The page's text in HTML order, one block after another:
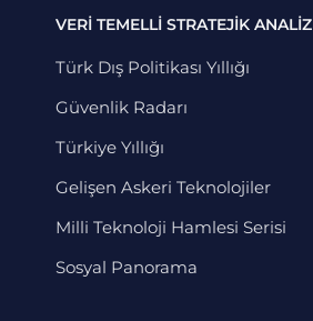
VERİ TEMELLİ STRATEJİK ANALİZ
Türk Dış Politikası Yıllığı
Güvenlik Radarı
Türkiye Yıllığı
Gelişen Askeri Teknolojiler
Milli Teknoloji Hamlesi Serisi
Sosyal Panorama